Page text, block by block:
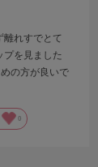
離れすでとて
プを見ました
の方が良いで
0